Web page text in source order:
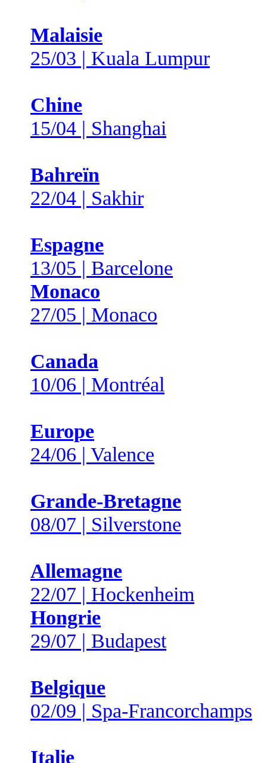
Malaisie
25/03 | Kuala Lumpur
Chine
15/04 | Shanghai
Bahreïn
22/04 | Sakhir
Espagne
13/05 | Barcelone
Monaco
27/05 | Monaco
Canada
10/06 | Montréal
Europe
24/06 | Valence
Grande-Bretagne
08/07 | Silverstone
Allemagne
22/07 | Hockenheim
Hongrie
29/07 | Budapest
Belgique
02/09 | Spa-Francorchamps
Italie